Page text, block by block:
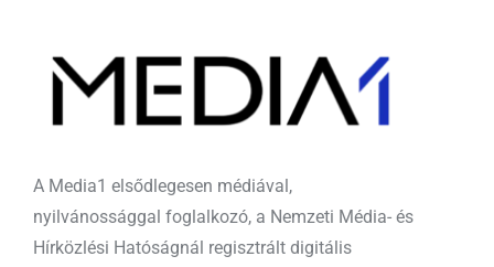
A Media1 elsődlegesen médiával,
nyilvánossággal foglalkozó, a Nemzeti Média- és
Hírközlési Hatóságnál regisztrált digitális